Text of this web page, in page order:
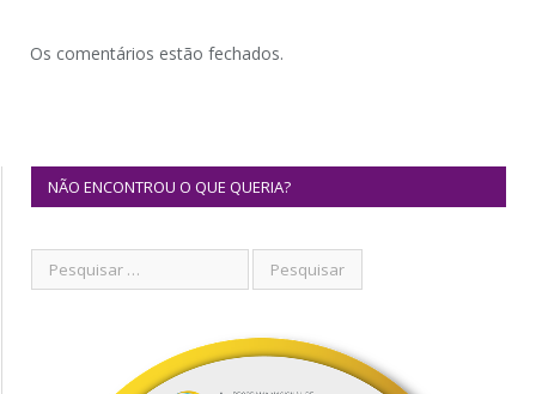
Os comentários estão fechados.
NÃO ENCONTROU O QUE QUERIA?